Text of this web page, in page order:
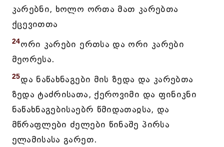
კარებნი, ხოლო ორთა მათ კარებთა
ქცევითთა
24ორი კარები ერთსა და ორი კარები
მეორესა.
25და ნაწახნაგები მის ზედა და კარებთა
ზედა ტაძრისათა, ქეროვიმი და ფინიკნი
ნაწახნაგებისაებრ წმიდათაჲსა, და
მწრაფლები ძელები წინაშე პირსა
ელამისასა გარეთ.